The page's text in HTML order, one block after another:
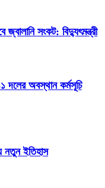
সংকট: বিদ্যুৎমন্ত্রী
দলের অবস্থান কর্মসূচি
নতুন ইতিহাস